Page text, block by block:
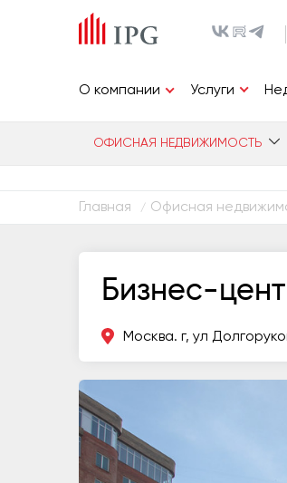
О компании Услуги
ОФИСНАЯ НЕДВИЖИМОСТЬ
Главная / Офисная
Бизнес-
Москва. г, ул